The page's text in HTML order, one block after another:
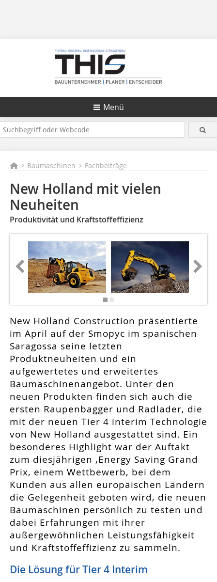
Menü
Baumaschinen Fachbeiträge
New Holland mit vielen
Neuheiten
Produktivität und Kraftstoffeffizienz
New Holland Construction präsentierte
im April auf der Smopyc im spanischen
Saragossa seine letzten
Produktneuheiten und ein
aufgewertetes und erweitertes
Baumaschinenangebot. Unter den
neuen Produkten finden sich auch die
ersten Raupenbagger und Radlader, die
mit der neuen Tier 4 interim Technologie
von New Holland ausgestattet sind. Ein
besonderes Highlight war der Auftakt
zum diesjährigen ‚Energy Saving Grand
Prix, einem Wettbewerb, bei dem
Kunden aus allen europäischen Ländern
die Gelegenheit geboten wird, die neuen
Baumaschinen persönlich zu testen und
dabei Erfahrungen mit ihrer
außergewöhnlichen Leistungsfähigkeit
und Kraftstoffeffizienz zu sammeln.
Die Lösung für Tier 4 Interim